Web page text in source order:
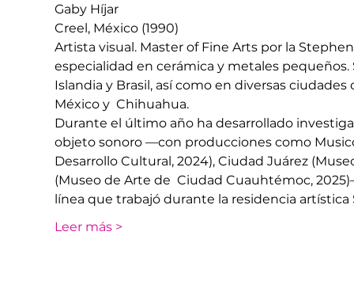
Gaby Híjar
Creel, México (1990)
Artista visual. Master of Fine Arts por la
especialidad en cerámica y metales
Islandia y Brasil, así como en diversas
México y  Chihuahua.
Durante el último año ha desarrollado
objeto sonoro —con producciones como
Desarrollo Cultural, 2024), Ciudad Juárez
(Museo de Arte de  Ciudad Cuauhtémoc,
línea que trabajó durante la residencia artística
Leer más >